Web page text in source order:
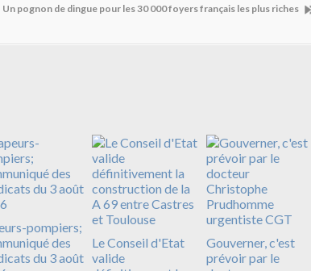
Un pognon de dingue pour les 30 000 foyers français les plus riches
pompiers;
des
du 3 août
Le Conseil d'Etat
valide
Gouverner, c'est
prévoir par le